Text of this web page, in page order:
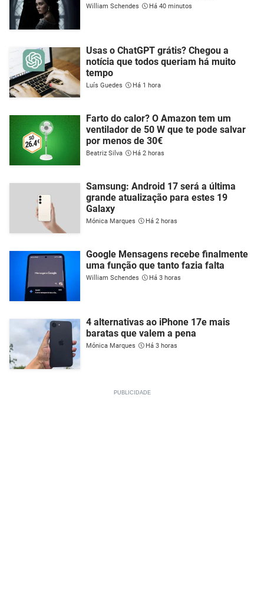
William Schendes Há 40 minutos
Usas o ChatGPT grátis? Chegou a
notícia que todos queriam há muito
tempo
Luís Guedes Há 1 hora
Farto do calor? O Amazon tem um
ventilador de 50 W que te pode salvar
por menos de 30€
Beatriz Silva Há 2 horas
Samsung: Android 17 será a última
grande atualização para estes 19
Galaxy
Mónica Marques Há 2 horas
Google Mensagens recebe finalmente
uma função que tanto fazia falta
William Schendes Há 3 horas
4 alternativas ao iPhone 17e mais
baratas que valem a pena
Mónica Marques Há 3 horas